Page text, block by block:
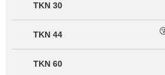
30 TKN
44 TKN
60 TKN